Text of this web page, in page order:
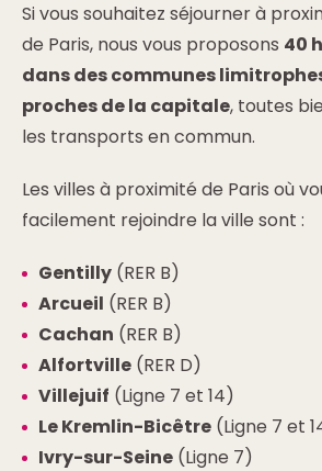
Si vous souhaitez séjourner à
de Paris, nous vous proposons 40
dans des communes
proches de la capitale, toutes
les transports en commun.
Les villes à proximité de Paris où
facilement rejoindre la ville sont :
Gentilly (RER B)
Arcueil (RER B)
Cachan (RER B)
Alfortville (RER D)
Villejuif (Ligne 7 et 14)
Le Kremlin-Bicêtre (Ligne 7 et
Ivry-sur-Seine (Ligne 7)